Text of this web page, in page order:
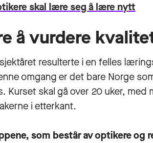
skal lære seg å lære nytt
å vurdere
resulterte i en felles
omgang er det bare Norge
Kurset skal gå over 20 uker,
i etterkant.
som består av optikere og